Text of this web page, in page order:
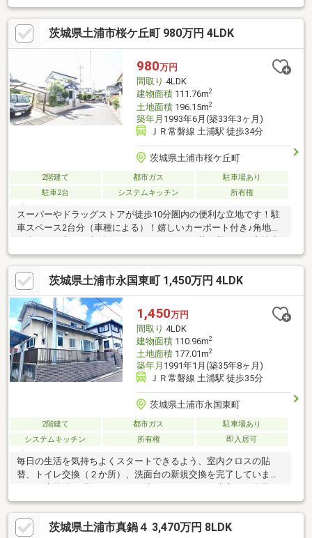
物干し、浴室内物干し、浴室暖房換気乾燥機付き●照明・エアコ
ン・ソファ・テーブル、テレビ台も差し上げます●１階の掃き出
し窓にはシャッター雨戸付き●イオンモール土浦店まで約１．１
ｋｍ●土浦市立下高津小学校まで約３５０ｍ●駐車場は４台（５台
停められるスペースあり）●設計住宅性能評価書・建設住宅性能
評価書取得済。●防犯カメラも譲渡可◇内覧可♪ぜひ見て頂きたい
物件です♪
茨城県土浦市桜ケ丘町 980万円 4LDK
980万円
間取り 4LDK
建物面積111.76m2
土地面積196.15m2
築年月 1993年6月(築33年3ヶ月)
ＪＲ常磐線 土浦駅 徒歩34分
茨城県土浦市桜ケ丘町
2階建て 都市ガス
駐車場あり
駐車2台
システムキッチン 所有権
スーパーやドラッグストアが徒歩10分圏内の便利な立地です！駐
車スペース2台分（車種による）！嬉しいカーポート付き♪角地で
の物件です。内見の際はお家の中はもちろん、周辺環境もぜひ一
緒にご覧ください！
茨城県土浦市永国東町 1,450万円 4LDK
1,450万円
間取り 4LDK
建物面積110.96m2
土地面積177.01m2
築年月 1991年1月(築35年8ヶ月)
ＪＲ常磐線 土浦駅 徒歩35分
茨城県土浦市永国東町
2階建て 都市ガス
駐車場あり
システムキッチン
所有権 即入居可
毎日の生活を気持ちよくスタートできるよう、室内クロスの貼
替、トイレ交換（２か所）、洗面台の新規交換を完了していま
設備に対しての契約不適合責任免責）
茨城県土浦市真鍋４ 3,470万円 8LDK